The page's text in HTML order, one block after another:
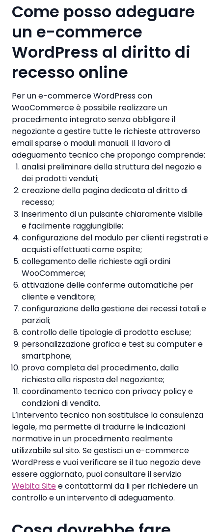
Come posso adeguare
un e-commerce
WordPress al diritto di
recesso online
Per un e-commerce WordPress con
WooCommerce è possibile realizzare un
procedimento integrato senza obbligare il
negoziante a gestire tutte le richieste attraverso
email sparse o moduli manuali. Il lavoro di
adeguamento tecnico che propongo comprende:
analisi preliminare della struttura del negozio e
dei prodotti venduti;
creazione della pagina dedicata al diritto di
recesso;
inserimento di un pulsante chiaramente visibile
e facilmente raggiungibile;
configurazione del modulo per clienti registrati e
acquisti effettuati come ospite;
collegamento delle richieste agli ordini
WooCommerce;
attivazione delle conferme automatiche per
cliente e venditore;
configurazione della gestione dei recessi totali e
parziali;
controllo delle tipologie di prodotto escluse;
personalizzazione grafica e test su computer e
smartphone;
prova completa del procedimento, dalla
richiesta alla risposta del negoziante;
coordinamento tecnico con privacy policy e
condizioni di vendita.
L’intervento tecnico non sostituisce la consulenza
legale, ma permette di tradurre le indicazioni
normative in un procedimento realmente
utilizzabile sul sito. Se gestisci un e-commerce
WordPress e vuoi verificare se il tuo negozio deve
essere aggiornato, puoi consultare il servizio
Webita Sitee contattarmi da li per richiedere un
controllo e un intervento di adeguamento.